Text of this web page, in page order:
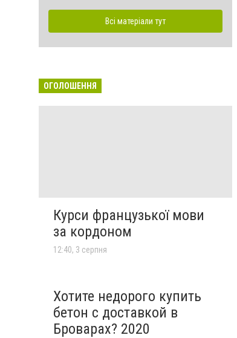
Всі матеріали тут
ОГОЛОШЕННЯ
Курси французької мови
за кордоном
12:40, 3 серпня
Хотите недорого купить
бетон с доставкой в
Броварах? 2020